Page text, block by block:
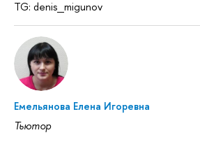
TG: denis_migunov
Емельянова Елена Игоревна
Тьютор